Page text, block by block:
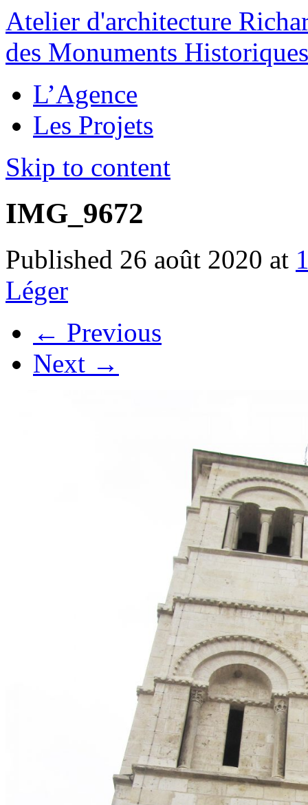
Atelier d'architecture
des Monuments Historiques
L’Agence
Les Projets
Skip to content
IMG_9672
Published 26 août 2020 at
Léger
← Previous
Next →